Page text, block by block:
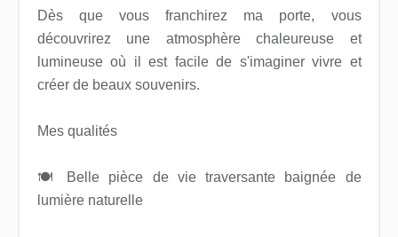
Dès que vous franchirez ma porte, vous
découvrirez une atmosphère chaleureuse et
lumineuse où il est facile de s'imaginer vivre et
créer de beaux souvenirs.
Mes qualités
🍽️ Belle pièce de vie traversante baignée de
lumière naturelle